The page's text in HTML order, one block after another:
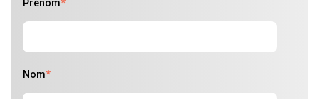
Prénom*
Nom*